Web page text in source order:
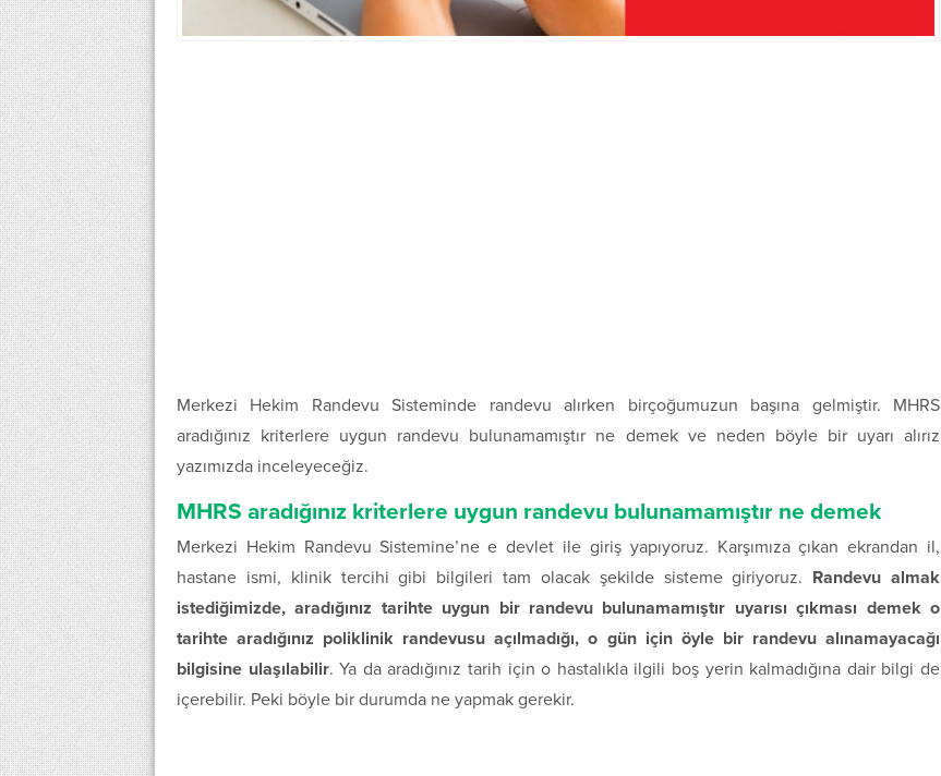
Merkezi Hekim Randevu Sisteminde randevu alırken birçoğumuzun başına gelmiştir. MHRS
aradığınız kriterlere uygun randevu bulunamamıştır ne demek ve neden böyle bir uyarı alırız
yazımızda inceleyeceğiz.
MHRS aradığınız kriterlere uygun randevu bulunamamıştır ne demek
Merkezi Hekim Randevu Sistemine’ne e devlet ile giriş yapıyoruz. Karşımıza çıkan ekrandan il,
hastane ismi, klinik tercihi gibi bilgileri tam olacak şekilde sisteme giriyoruz. Randevu almak
istediğimizde, aradığınız tarihte uygun bir randevu bulunamamıştır uyarısı çıkması demek o
tarihte aradığınız poliklinik randevusu açılmadığı, o gün için öyle bir randevu alınamayacağı
bilgisine ulaşılabilir. Ya da aradığınız tarih için o hastalıkla ilgili boş yerin kalmadığına dair bilgi de
içerebilir. Peki böyle bir durumda ne yapmak gerekir.